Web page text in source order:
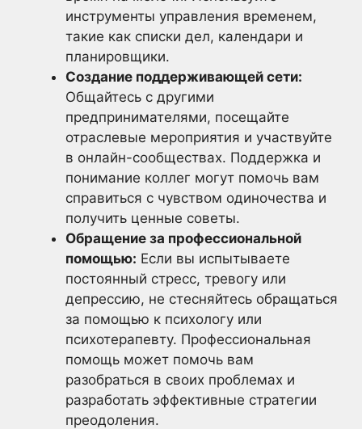
инструменты управления временем,
такие как списки дел, календари и
планировщики.
Создание поддерживающей сети:
Общайтесь с другими
предпринимателями, посещайте
отраслевые мероприятия и участвуйте
в онлайн-сообществах. Поддержка и
понимание коллег могут помочь вам
справиться с чувством одиночества и
получить ценные советы.
Обращение за профессиональной
помощью: Если вы испытываете
постоянный стресс, тревогу или
депрессию, не стесняйтесь обращаться
за помощью к психологу или
психотерапевту. Профессиональная
помощь может помочь вам
разобраться в своих проблемах и
разработать эффективные стратегии
преодоления.